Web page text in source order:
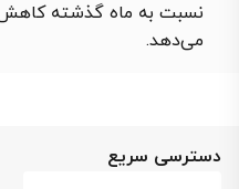
نسبت به ماه گذشته
می‌دهد.
دسترسی سریع